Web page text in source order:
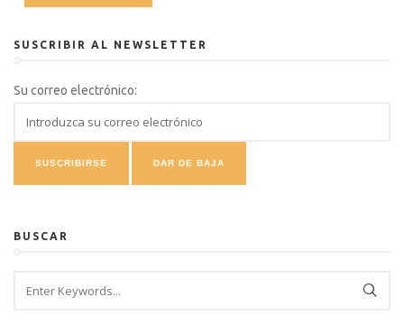
SUSCRIBIR AL NEWSLETTER
Su correo electrónico:
BUSCAR